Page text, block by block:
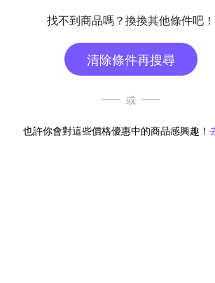
找不到商品嗎？換換其他條件吧！
清除條件再搜尋
或
也許你會對這些價格優惠中的商品感興趣！